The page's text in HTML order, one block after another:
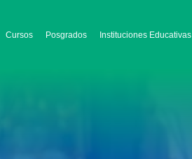
Cursos Posgrados Instituciones Educativas